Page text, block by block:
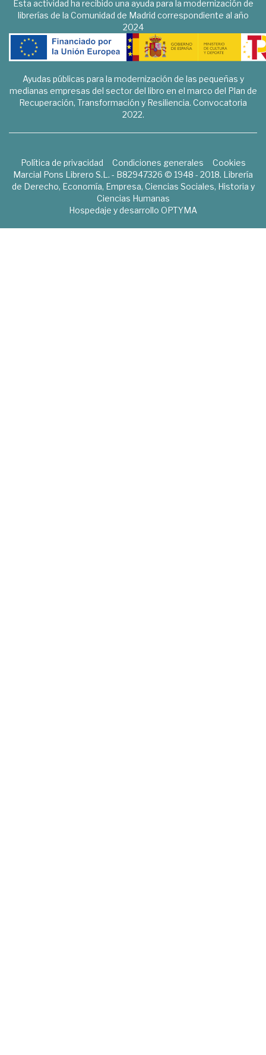
Esta actividad ha recibido una ayuda para la modernización de
librerías de la Comunidad de Madrid correspondiente al año
2024
Ayudas públicas para la modernización de las pequeñas y
medianas empresas del sector del libro en el marco del Plan de
Recuperación, Transformación y Resiliencia. Convocatoria
2022.
Política de privacidad Condiciones generales
Cookies
Marcial Pons Librero S.L. - B82947326 © 1948 - 2018. Librería
de Derecho, Economía, Empresa, Ciencias Sociales, Historia y
Ciencias Humanas
Hospedaje y desarrollo OPTYMA